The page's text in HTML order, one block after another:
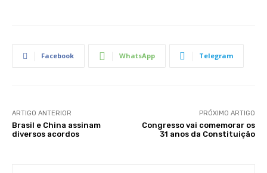
Facebook WhatsApp Telegram
ARTIGO ANTERIOR
Brasil e China assinam
diversos acordos
PRÓXIMO ARTIGO
Congresso vai comemorar os
31 anos da Constituição